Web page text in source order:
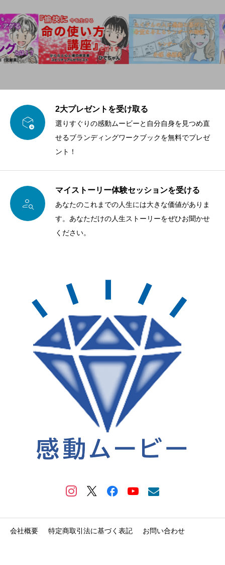

2大プレゼントを受け取る
選りすぐりの感動ムービーと自分自身を見つめ直
せるブランディングワークブックを無料でプレゼ
ント！

マイストーリー体験セッションを受ける
あなたのこれまでの人生には大きな価値がありま
す。あなただけの人生ストーリーをぜひお聞かせ
ください。
会社概要 特定商取引法に基づく表記 お問い合わせ